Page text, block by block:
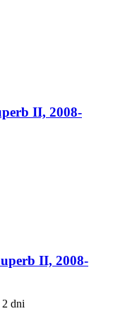
II, 2008-
II, 2008-
dni